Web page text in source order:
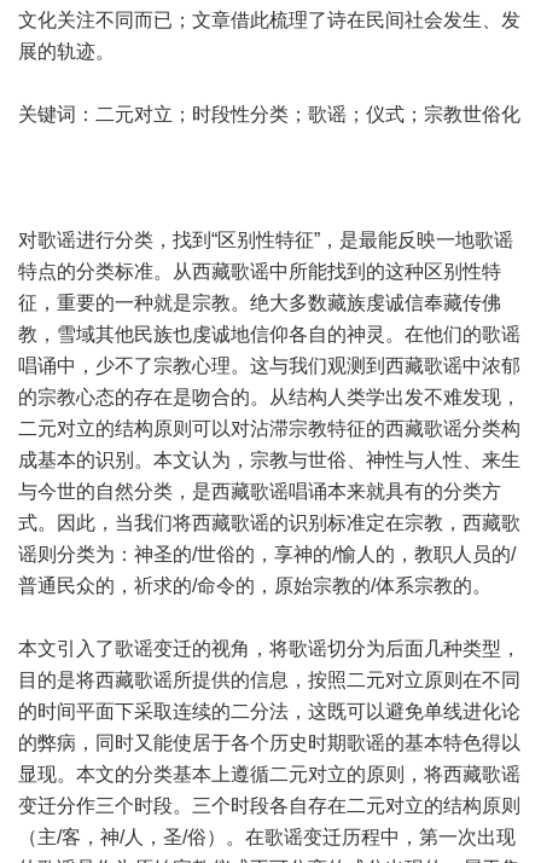
文化关注不同而已；文章借此梳理了诗在民间社会发生、发
展的轨迹。
关键词：二元对立；时段性分类；歌谣；仪式；宗教世俗化
对歌谣进行分类，找到“区别性特征”，是最能反映一地歌谣
特点的分类标准。从西藏歌谣中所能找到的这种区别性特
征，重要的一种就是宗教。绝大多数藏族虔诚信奉藏传佛
教，雪域其他民族也虔诚地信仰各自的神灵。在他们的歌谣
唱诵中，少不了宗教心理。这与我们观测到西藏歌谣中浓郁
的宗教心态的存在是吻合的。从结构人类学出发不难发现，
二元对立的结构原则可以对沾滞宗教特征的西藏歌谣分类构
成基本的识别。本文认为，宗教与世俗、神性与人性、来生
与今世的自然分类，是西藏歌谣唱诵本来就具有的分类方
式。因此，当我们将西藏歌谣的识别标准定在宗教，西藏歌
谣则分类为：神圣的/世俗的，享神的/愉人的，教职人员的/
普通民众的，祈求的/命令的，原始宗教的/体系宗教的。
本文引入了歌谣变迁的视角，将歌谣切分为后面几种类型，
目的是将西藏歌谣所提供的信息，按照二元对立原则在不同
的时间平面下采取连续的二分法，这既可以避免单线进化论
的弊病，同时又能使居于各个历史时期歌谣的基本特色得以
显现。本文的分类基本上遵循二元对立的原则，将西藏歌谣
变迁分作三个时段。三个时段各自存在二元对立的结构原则
（主/客，神/人，圣/俗）。在歌谣变迁历程中，第一次出现